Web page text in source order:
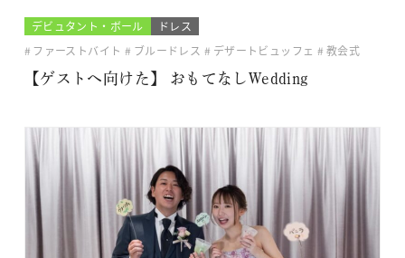
デビュタント・ボール
ドレス
ファーストバイト
ブルードレス デザートビュッフェ
教会式
【ゲストへ向けた】 おもてなしWedding